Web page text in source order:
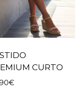
CURTO
€